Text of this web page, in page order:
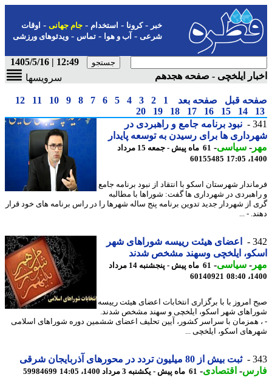
-کرونا-استخدام- جام جهانی-اوقات
شرعی-آب و هوا-تماس-ویدئوهای ورزشی
12:49 | 1405/5/16
ایلخچی - صفحه هجدهم
سرویسها
قبل صفحه بعد 1
2
3
4
5
6
7
8
9
10
11
12
14
15
16
17
18
19
20
نبود برنامه جامع و راهبردی در
ها برای رسیدن به توسعه پایدار
-سیاسی-
61 ماه پیش - جمعه 15 مرداد
60155485
شهرستان اسکو با انتقاد از نبود برنامه جامع
در شهرداری ها گفت: شوراها با مطالبه
از شهردار جدید تدوین برنامه پنج ساله شهرها را در راس برنامه های خود قرار
- ...
اعضای هیئت رییسه شوراهای شهر
ایلخچی وسهند مشخص شدند
-سیاسی-
61 ماه پیش - پنجشنبه 14 مرداد
60140921
امروز با با برگزاری انتخابات اعضای هیئت رییسه
شهر اسکو، ایلخچی و سهند مشخص شدند.
با سراسر کشور، آیین تحلیف اعضای ششمین دوره شوراهای اسلامی
اسکو، ایلخچی ...
ثبت بیش از 80 میلیون تردد در محورهای آذربایجان شرقی
-اقتصادی-61 ماه پیش - یکشنبه 3 مرداد 1400، 14:05 59984699